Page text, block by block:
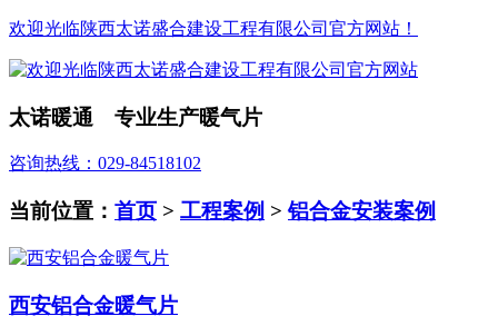
欢迎光临陕西太诺盛合建设工程有限公司官方网站！
太诺暖通 专业生产暖气片
咨询热线：029-84518102
当前位置： 首页 > 工程案例 >铝合金安装案例
西安铝合金暖气片